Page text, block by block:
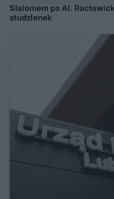
Slalomem po Al.
studzienek